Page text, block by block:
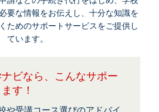
要な情報をお伝えし、十分な知識を
ためのサポートサービスをご提供し
ています。
ビなら、こんなサポー
す！
や受講コース選びのアドバイ